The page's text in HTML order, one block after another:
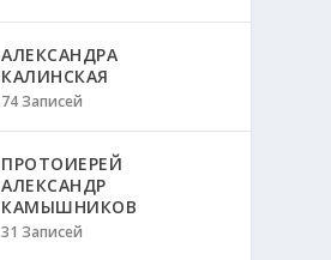
АЛЕКСАНДРА
КАЛИНСКАЯ
74 Записей
ПРОТОИЕРЕЙ
АЛЕКСАНДР
КАМЫШНИКОВ
31 Записей